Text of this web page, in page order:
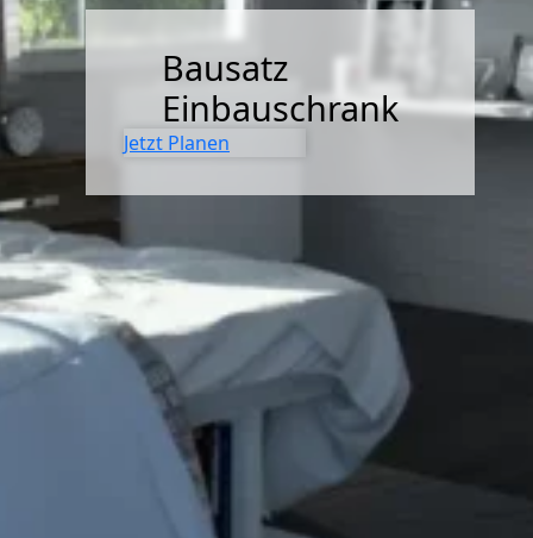
Bausatz
Einbauschrank
Jetzt Planen
SIDEBOARDS
KOMMODEN
LOWBOARDS
TV-MÖBEL
FLURMÖBEL
VITRINEN
ECKLÖSUNGEN
SCHIEBETÜREN & SCHIEBETÜRSCHRÄNKE
APOTHEKERSCHRANK